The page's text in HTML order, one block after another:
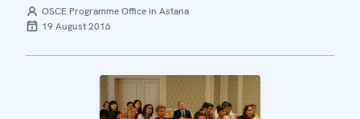
OSCE Programme Office in Astana
19 August 2016